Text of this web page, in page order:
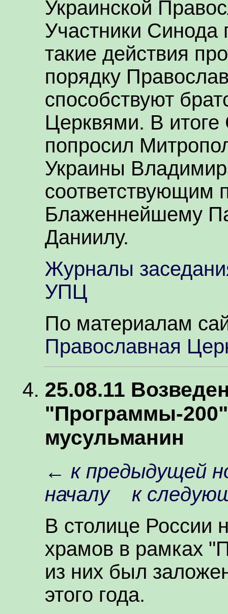
Украинской
Участники Синода
такие действия
порядку
способствуют
Церквями. В
попросил
Украины
соответствующим
Блаженнейшему
Даниилу.
Журналы
УПЦ
По материалам
Православная
25.08.11
"Программы-200"
мусульманин
← к предыдущей
началу
к
В столице России
храмов в рамках
из них был
этого года.